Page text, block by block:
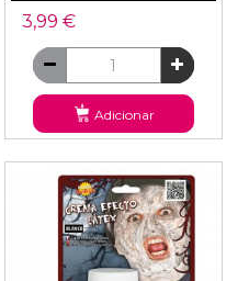
3,99 €
Adicionar